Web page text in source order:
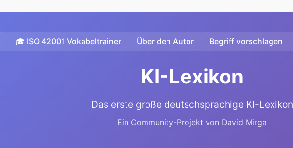
🎓 ISO 42001 Vokabeltrainer Über den Autor Begriff vorschlagen
KI-Lexikon
Das erste große deutschsprachige KI-Lexikon
Ein Community-Projekt von David Mirga